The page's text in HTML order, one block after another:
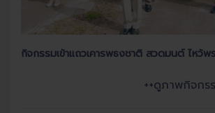
กิจกรรมเข้าแถวเคารพธงชาติ สวดมนต์ ไหว้พ
++ดูภาพกิจกร